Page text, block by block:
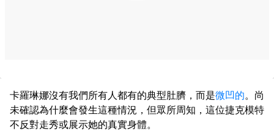
卡羅琳娜沒有我們所有人都有的典型肚臍，而是微凹的。尚
未確認為什麼會發生這種情況，但眾所周知，這位捷克模特
不反對走秀或展示她的真實身體。